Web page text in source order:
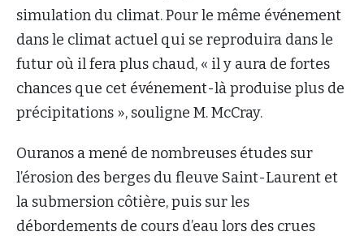
simulation du climat. Pour le même événement
dans le climat actuel qui se reproduira dans le
futur où il fera plus chaud, « il y aura de fortes
chances que cet événement-là produise plus de
précipitations », souligne M. McCray.
Ouranos a mené de nombreuses études sur
l’érosion des berges du fleuve Saint-Laurent et
la submersion côtière, puis sur les
débordements de cours d’eau lors des crues